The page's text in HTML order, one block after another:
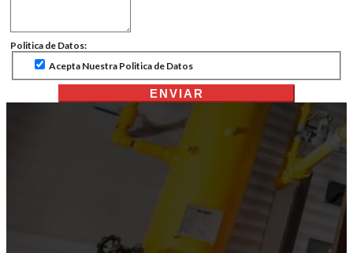
Politica de Datos:
Acepta Nuestra Politica de Datos
ENVIAR